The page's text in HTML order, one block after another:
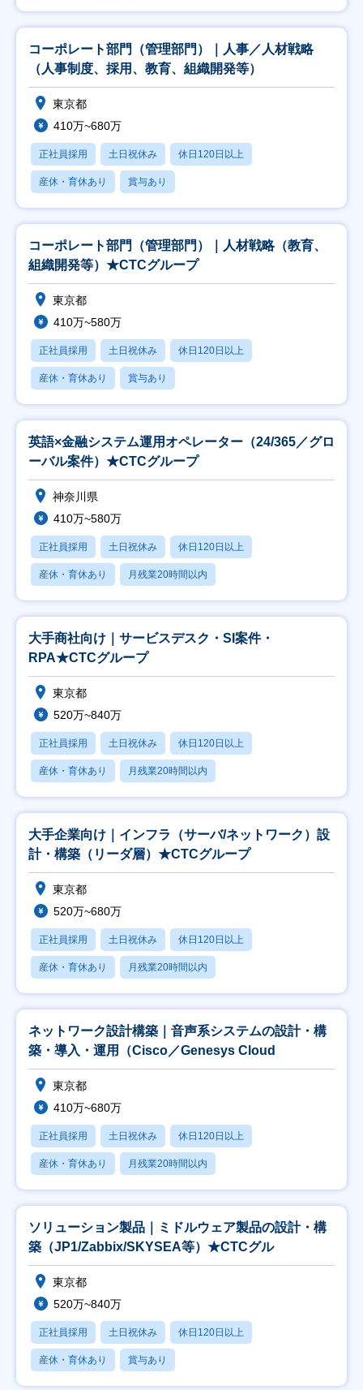
コーポレート部門（管理部門）｜人事／人材戦略
（人事制度、採用、教育、組織開発等）
東京都
410万~680万
正社員採用 土日祝休み 休日120日以上
産休・育休あり 賞与あり
コーポレート部門（管理部門）｜人材戦略（教育、
組織開発等）★CTCグループ
東京都
410万~580万
正社員採用 土日祝休み 休日120日以上
産休・育休あり 賞与あり
英語×金融システム運用オペレーター（24/365／グロ
ーバル案件）★CTCグループ
神奈川県
410万~580万
正社員採用 土日祝休み 休日120日以上
産休・育休あり 月残業20時間以内
大手商社向け｜サービスデスク・SI案件・
RPA★CTCグループ
東京都
520万~840万
正社員採用 土日祝休み 休日120日以上
産休・育休あり 月残業20時間以内
大手企業向け｜インフラ（サーバ/ネットワーク）設
計・構築（リーダ層）★CTCグループ
東京都
520万~680万
正社員採用 土日祝休み 休日120日以上
産休・育休あり 月残業20時間以内
ネットワーク設計構築｜音声系システムの設計・構
築・導入・運用（Cisco／Genesys Cloud
東京都
410万~680万
正社員採用 土日祝休み 休日120日以上
産休・育休あり 月残業20時間以内
ソリューション製品｜ミドルウェア製品の設計・構
築（JP1/Zabbix/SKYSEA等）★CTCグル
東京都
520万~840万
正社員採用 土日祝休み 休日120日以上
産休・育休あり 賞与あり